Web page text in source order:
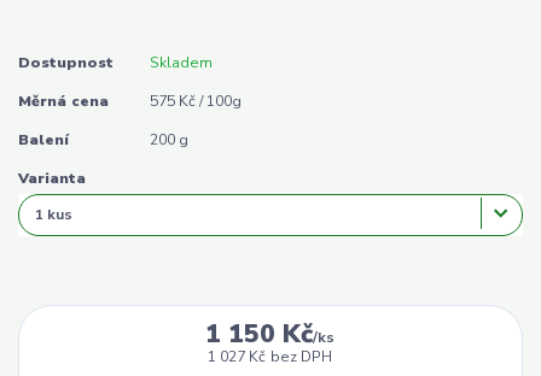
Dostupnost Skladem
Měrná cena 575 Kč / 100g
Balení 200 g
Varianta
1 150 Kč/ks
1 027 Kč bez DPH